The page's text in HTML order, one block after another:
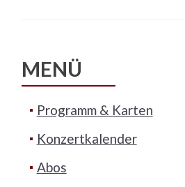
MENÜ
Programm & Karten
Konzertkalender
Abos